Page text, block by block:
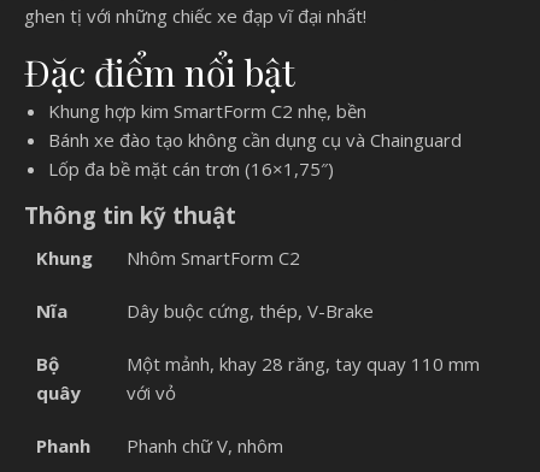
ghen tị với những chiếc xe đạp vĩ đại nhất!
Đặc điểm nổi bật
Khung hợp kim SmartForm C2 nhẹ, bền
Bánh xe đào tạo không cần dụng cụ và Chainguard
Lốp đa bề mặt cán trơn (16×1,75″)
Thông tin kỹ thuật
Khung Nhôm SmartForm C2
Nĩa Dây buộc cứng, thép, V-Brake
Bộ
quây
Một mảnh, khay 28 răng, tay quay 110 mm
với vỏ
Phanh Phanh chữ V, nhôm